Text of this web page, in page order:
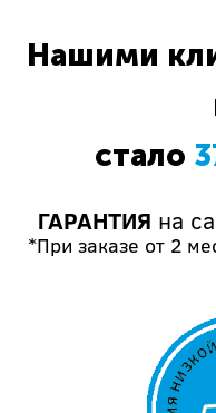
Нашими
стало
ГАРАНТИЯ на
*При заказе от 2